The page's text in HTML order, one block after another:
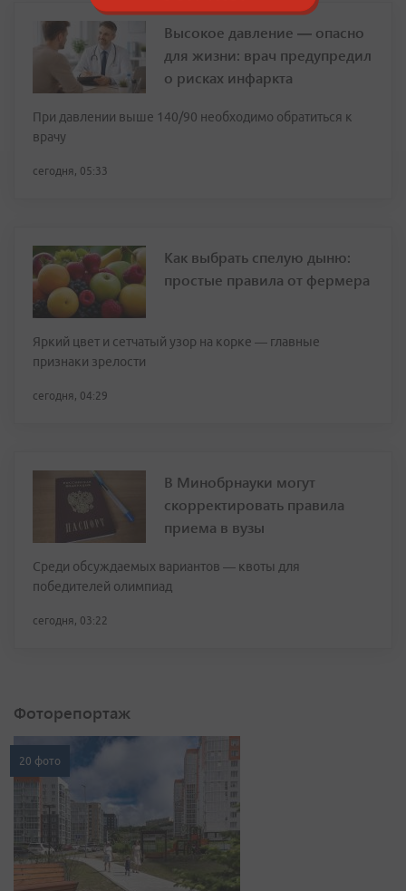
Высокое давление — опасно
для жизни: врач предупредил
о рисках инфаркта
При давлении выше 140/90 необходимо обратиться к
врачу
сегодня, 05:33
Как выбрать спелую дыню:
простые правила от фермера
Яркий цвет и сетчатый узор на корке — главные
признаки зрелости
сегодня, 04:29
В Минобрнауки могут
скорректировать правила
приема в вузы
Среди обсуждаемых вариантов — квоты для
победителей олимпиад
сегодня, 03:22
Фоторепортаж
20 фото